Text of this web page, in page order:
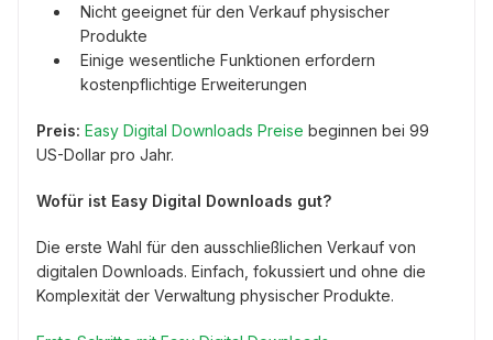
Nicht geeignet für den Verkauf physischer
Produkte
Einige wesentliche Funktionen erfordern
kostenpflichtige Erweiterungen
Preis: Easy Digital Downloads Preise beginnen bei 99
US-Dollar pro Jahr.
Wofür ist Easy Digital Downloads gut?
Die erste Wahl für den ausschließlichen Verkauf von
digitalen Downloads. Einfach, fokussiert und ohne die
Komplexität der Verwaltung physischer Produkte.